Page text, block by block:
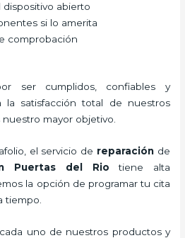
abierto
si lo amerita
comprobación
ser cumplidos, confiables y
la satisfacción total de nuestros
nuestro mayor objetivo.
el servicio de reparación de
Puertas del Rio tiene alta
la opción de programar tu cita
tiempo.
uno de nuestros productos y